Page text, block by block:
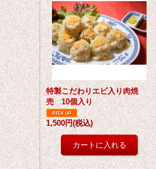
特製こだわりエビ入り肉焼
売 10個入り
1,500円(税込)